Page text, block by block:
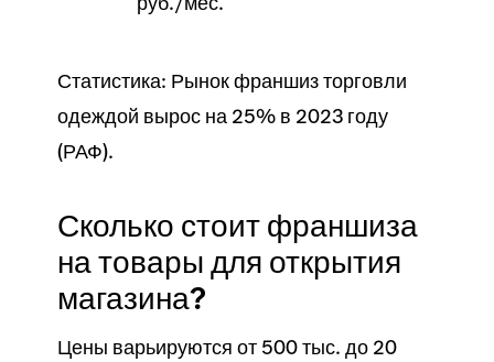
Статистика: Рынок франшиз торговли
одеждой вырос на 25% в 2023 году
(РАФ).
Сколько стоит франшиза
на товары для открытия
магазина?
Цены варьируются от 500 тыс. до 20